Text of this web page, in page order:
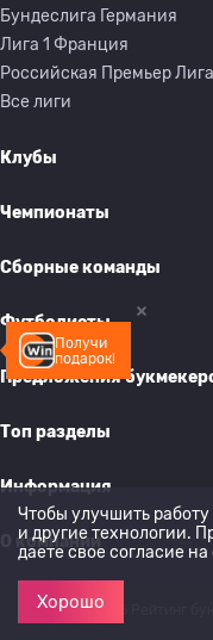
Получи
подарок!
Бундеслига Германия
Лига 1 Франция
Российская Премьер Лига
Все лиги
Клубы
Чемпионаты
Сборные команды
Футболисты
Предложения
Топ разделы
Информация
О компании
© 2022-2026 Рейтинг
Чтобы улучшить
и другие технологии.
даете свое согласие на
Хорошо